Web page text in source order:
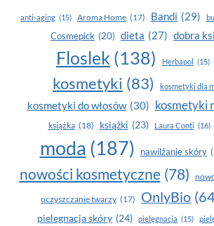
anti-aging (15) Aroma Home (17) Bandi (29)
Cosmepick (20) dieta (27) dobra
Floslek (138) Herbapol (15)
kosmetyki (83) kosmetyki dla
kosmetyki do włosów (30) kosmetyki
książka (18) książki (23) Laura Conti (16)
moda (187) nawilżanie skóry
nowości kosmetyczne (78)
oczyszczanie twarzy (17) OnlyBio
pielegnacja skóry (24) pielęgnacja (15)